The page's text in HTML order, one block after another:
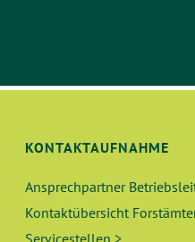
KONTAKTAUFNAHME
Ansprechpartner
Kontaktübersicht